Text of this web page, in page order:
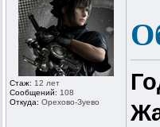
Стаж: 12 лет
Сообщений: 108
Откуда: Орехово-Зуево